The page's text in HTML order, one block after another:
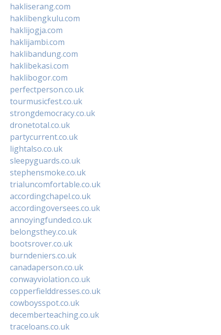
hakliserang.com
haklibengkulu.com
haklijogja.com
haklijambi.com
haklibandung.com
haklibekasi.com
haklibogor.com
perfectperson.co.uk
tourmusicfest.co.uk
strongdemocracy.co.uk
dronetotal.co.uk
partycurrent.co.uk
lightalso.co.uk
sleepyguards.co.uk
stephensmoke.co.uk
trialuncomfortable.co.uk
accordingchapel.co.uk
accordingoversees.co.uk
annoyingfunded.co.uk
belongsthey.co.uk
bootsrover.co.uk
burndeniers.co.uk
canadaperson.co.uk
conwayviolation.co.uk
copperfielddresses.co.uk
cowboysspot.co.uk
decemberteaching.co.uk
traceloans.co.uk